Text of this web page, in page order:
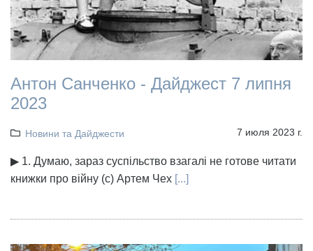
Антон Санченко - Дайджест 7 липня
2023
Новини та Дайджести 7 июля 2023 г.
▶ 1. Думаю, зараз суспільство взагалі не готове читати
книжки про війну (с) Артем Чех [...]